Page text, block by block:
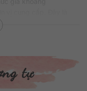
chọn và sáng tạo
tự